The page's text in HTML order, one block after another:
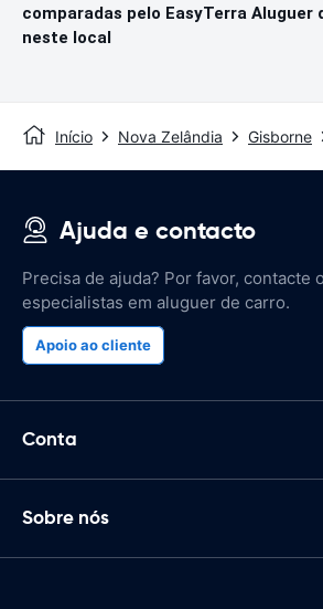
comparadas pelo EasyTerra Aluguer
neste local
Início Nova Zelândia Gisborne
Ajuda e contacto
Precisa de ajuda? Por favor, contacte
especialistas em aluguer de carro.
Apoio ao cliente
Conta
Sobre nós